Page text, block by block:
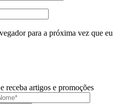
para a próxima vez que eu
receba artigos e promoções